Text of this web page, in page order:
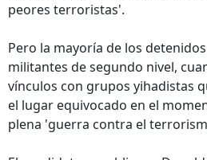
peores terroristas'.
Pero la mayoría de los
militantes de segundo nivel,
vínculos con grupos yihadistas
el lugar equivocado en el
plena 'guerra contra el